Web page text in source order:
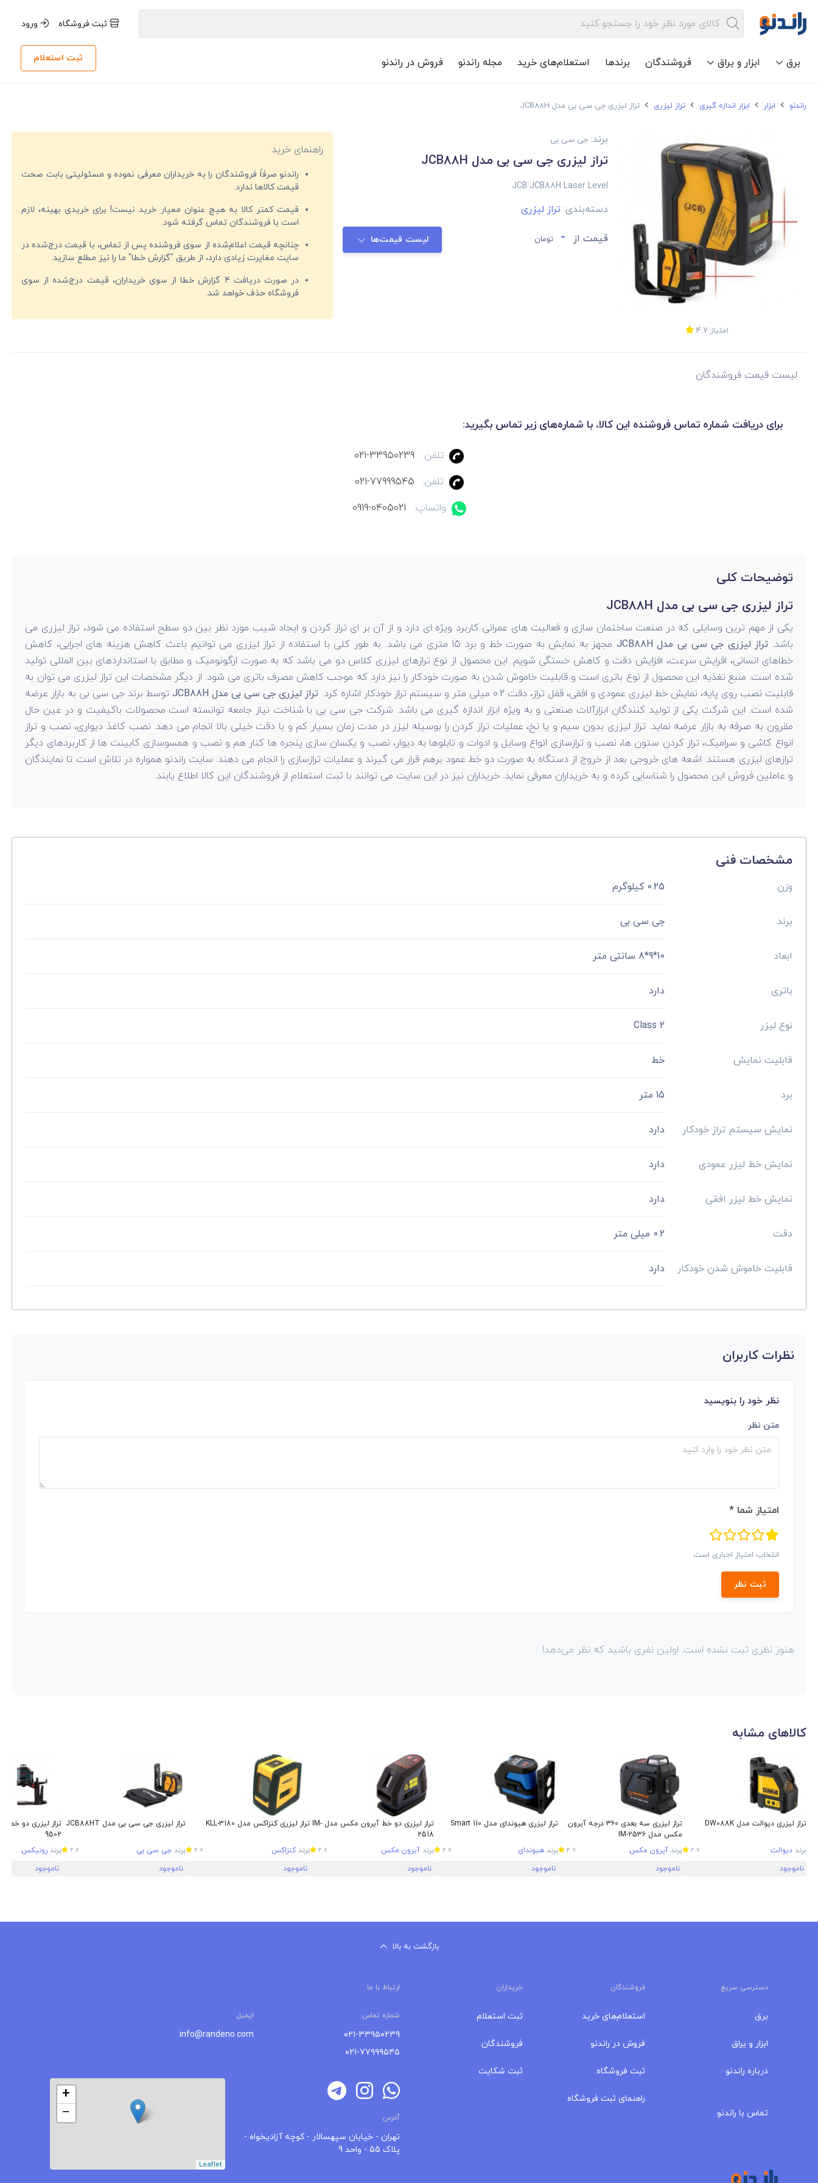
ثبت فروشگاه ورود
برق ابزار و یراق فروشندگان برندها استعلام‌های خرید مجله راندنو فروش در راندنو ثبت استعلام
راندنو ابزار ابزار اندازه گیری تراز لیزری تراز لیزری جی سی بی مدل JCB88H
امتیاز 4.7
برند: جی سی بی
تراز لیزری جی سی بی مدل JCB88H
JCB JCB88H Laser Level
دسته‌بندی:تراز لیزری
قیمت از - تومان لیست قیمت‌ها
راهنمای خرید
راندنو صرفاً فروشندگان را به خریداران معرفی نموده و مسئولیتی بابت صحت
قیمت‌ کالاها ندارد.
قیمت کمتر کالا به هیچ عنوان معیار خرید نیست! برای خریدی بهینه، لازم
است با فروشندگان تماس گرفته شود.
چنانچه قیمت اعلام‌شده از سوی فروشنده پس از تماس، با قیمت درج‌شده در
سایت مغایرت زیادی دارد، از طریق "گزارش خطا" ما را نیز مطلع سازید.
در صورت دریافت 4 گزارش خطا از سوی خریداران، قیمت درج‌شده از سوی
فروشگاه حذف خواهد شد.
لیست قیمت فروشندگان
برای دریافت شماره تماس فروشنده این کالا، با شماره‌های زیر تماس بگیرید:
تلفن:
021-33950239
تلفن:
021-77999545
واتساپ:
0919-0405021
توضیحات کلی
تراز لیزری جی سی بی مدل JCB88H
یکی از مهم ترین وسایلی که در صنعت ساختمان سازی و فعالیت های عمرانی کاربرد ویژه ای دارد و از آن بر ای تراز کردن و ایجاد شیب مورد نظر بین دو سطح استفاده می شود، تراز لیزری می
باشد. تراز لیزری جی سی بی مدل JCB88H
مجهز به نمایش به صورت خط و برد 15 متری می باشد. به طور کلی با استفاده از تراز لیزری می توانیم باعث کاهش هزینه های اجرایی، کاهش
خطاهای انسانی، افرایش سرعت، افزایش دقت و کاهش خستگی شویم. این محصول از نوع ترازهای لیزری کلاس دو می باشد که به صورت ارگونومیک و مطابق با استانداردهای بین المللی تولید
شده است. منبع تغذیه این محصول از نوع باتری است و قابلیت خاموش شدن به صورت خودکار را نیز دارد که موجب کاهش مصرف باتری می شود. از دیگر مشخصات این تراز لیزری می توان به
قابلیت نصب روی پایه، نمایش خط لیزری عمودی و افقی، قفل تراز، دقت 0.2 میلی متر و سیستم تراز خودکار اشاره کرد.
تراز لیزری جی سی بی مدل JCB88H
توسط برند جی سی بی به بازار عرضه
شده است. این شرکت یکی از تولید کنندگان ابزارآلات صنعتی و به ویژه ابزار اندازه گیری می باشد. شرکت جی سی بی با شناخت نیاز جامعه توانسته است محصولات باکیفیت و در عین حال
مقرون به صرفه به بازار عرضه نماید. تراز لیزری بدون سیم و یا نخ، عملیات تراز کردن را بوسیله لیزر در مدت زمان بسیار کم و با دقت خیلی بالا انجام می دهد. نصب کاغذ دیواری، نصب و تراز
انواع کاشی و سرامیک، تراز کردن ستون ها، نصب و ترازسازی انواع وسایل و ادوات و تابلوها به دیوار، نصب و یکسان سازی پنجره ها کنار هم و نصب و همسوسازی کابینت ها از کاربردهای دیگر
ترازهای لیزری هستند. اشعه های خروجی بعد از خروج از دستگاه به صورت دو خط عمود برهم قرار می گیرند و عملیات ترازسازی را انجام می دهند. سایت راندنو همواره در تلاش است تا نمایندگان
و عاملین فروش این محصول را شناسایی کرده و به خریداران معرفی نماید. خریداران نیز در این سایت می توانند با ثبت استعلام از فروشندگان این کالا اطلاع یابند.
مشخصات فنی
وزن 0.25 کیلوگرم
برند جی سی بی
ابعاد 10*9*8 سانتی متر
باتری دارد
نوع لیزر Class 2
قابلیت نمایش خط
برد 15 متر
نمایش سیستم تراز خودکار دارد
نمایش خط لیزر عمودی دارد
نمایش خط لیزر افقی دارد
دقت 0.2 میلی متر
قابلیت خاموش شدن خودکار دارد
نظرات کاربران
نظر خود را بنویسید
متن نظر
امتیاز شما *
انتخاب امتیاز اجباری است
ثبت نظر
هنوز نظری ثبت نشده است. اولین نفری باشید که نظر می‌دهد!
کالاهای مشابه
تراز لیزری دیوالت مدل DW088K
برند دیوالت 4.7
ناموجود
تراز لیزری سه بعدی 360 درجه آیرون
مکس مدل IM-2536
برند آیرون مکس 4.7
ناموجود
تراز لیزری هیوندای مدل Smart 110
برند هیوندای 4.7
ناموجود
تراز لیزری دو خط آیرون مکس مدل IM-
2518
برند آیرون مکس 4.7
ناموجود
تراز لیزری کنزاکس مدل KLL-3180
برندکنزاکس 4.7
ناموجود
تراز لیزری جی سی بی مدل JCB88HT
برند جی سی بی 4.7
ناموجود
9502
برند رونیکس
ناموجود
بازگشت به بالا
دسترسی سریع فروشندگان خریداران ارتباط با ما
برق
ابزار و یراق
درباره‌ راندنو
تماس با راندنو
استعلام‌های خرید
فروش در راندنو
ثبت فروشگاه
راهنمای ثبت فروشگاه
ثبت استعلام
فروشندگان
ثبت شکایت
شماره تماس ایمیل
۰۲۱-۳۳۹۵۰۲۳۹
۰۲۱-۷۷۹۹۹۵۴۵
info@randeno.com
آدرس
تهران - خیابان سپهسالار - کوچه آزادیخواه -
پلاک 55 - واحد 9
+
−
Leaflet